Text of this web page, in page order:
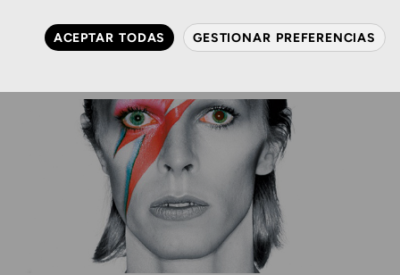
14 DE ENERO DE 2016
0 COMENTARIOS
ACEPTAR TODAS GESTIONAR PREFERENCIAS